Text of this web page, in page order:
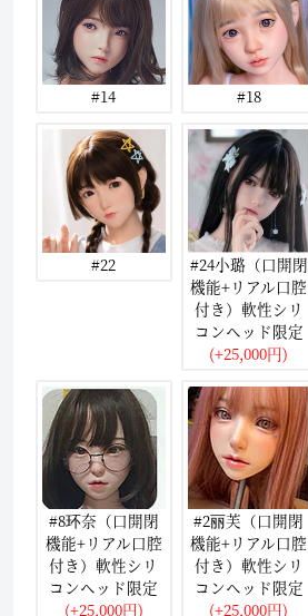
#14 #18
#22
#24小璐（口開閉
機能+リアル口腔
付き）軟性シリ
コンヘッド限定
(+25,000円)
#8环奈（口開閉
機能+リアル口腔
付き）軟性シリ
コンヘッド限定
(+25,000円)
#2丽芙（口開閉
機能+リアル口腔
付き）軟性シリ
コンヘッド限定
(+25,000円)